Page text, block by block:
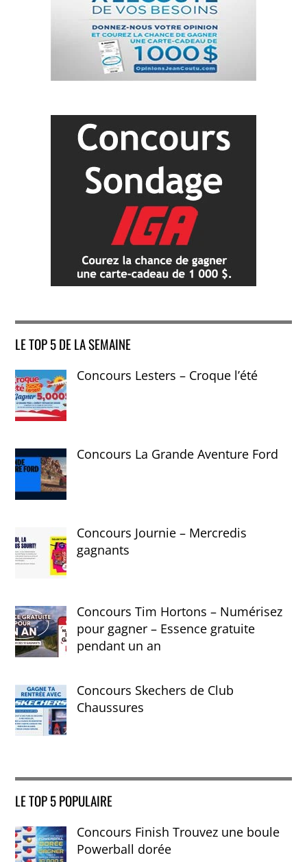
LE TOP 5 DE LA SEMAINE
Concours Lesters – Croque l’été
Concours La Grande Aventure Ford
Concours Journie – Mercredis
gagnants
Concours Tim Hortons – Numérisez
pour gagner – Essence gratuite
pendant un an
Concours Skechers de Club
Chaussures
LE TOP 5 POPULAIRE
Concours Finish Trouvez une boule
Powerball dorée